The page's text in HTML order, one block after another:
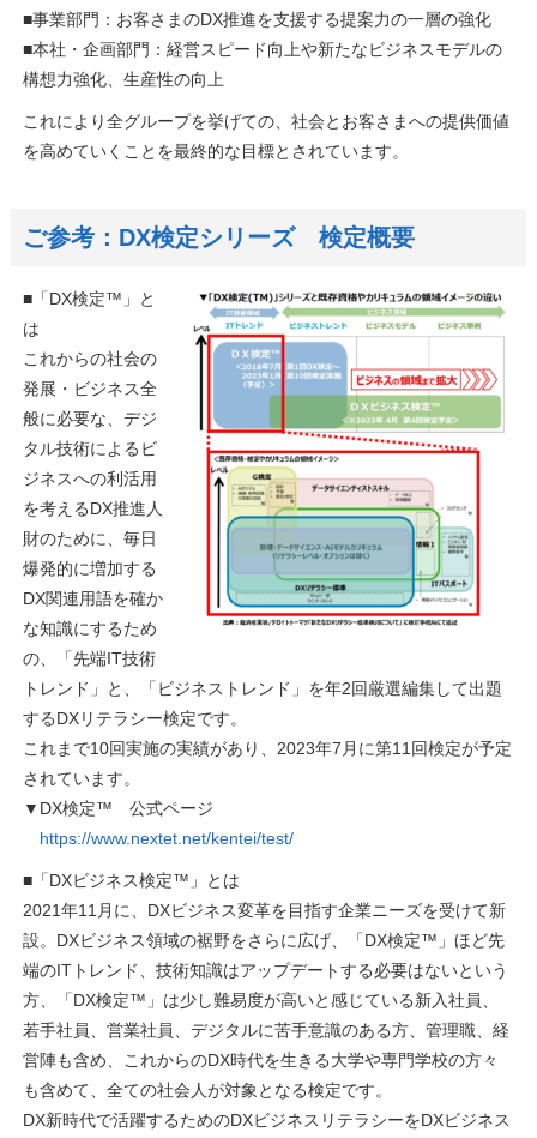
■事業部門：お客さまのDX推進を支援する提案力の一層の強化
■本社・企画部門：経営スピード向上や新たなビジネスモデルの
構想力強化、生産性の向上
これにより全グループを挙げての、社会とお客さまへの提供価値
を高めていくことを最終的な目標とされています。
ご参考：DX検定シリーズ 検定概要
■「DX検定™」と
は
これからの社会の
発展・ビジネス全
般に必要な、デジ
タル技術によるビ
ジネスへの利活用
を考えるDX推進人
財のために、毎日
爆発的に増加する
DX関連用語を確か
な知識にするため
の、「先端IT技術
トレンド」と、「ビジネストレンド」を年2回厳選編集して出題
するDXリテラシー検定です。
これまで10回実施の実績があり、2023年7月に第11回検定が予定
されています。
▼DX検定™ 公式ページ
https://www.nextet.net/kentei/test/
■「DXビジネス検定™」とは
2021年11月に、DXビジネス変革を目指す企業ニーズを受けて新
設。DXビジネス領域の裾野をさらに広げ、「DX検定™」ほど先
端のITトレンド、技術知識はアップデートする必要はないという
方、「DX検定™」は少し難易度が高いと感じている新入社員、
若手社員、営業社員、デジタルに苦手意識のある方、管理職、経
営陣も含め、これからのDX時代を生きる大学や専門学校の方々
も含めて、全ての社会人が対象となる検定です。
DX新時代で活躍するためのDXビジネスリテラシーをDXビジネス